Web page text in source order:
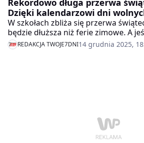
Rekordowo długa przerwa
Dzięki kalendarzowi dni
W szkołach zbliża się przerwa
będzie dłuższa niż ferie zimowe. A
zechce, to może ją jeszcze bardziej
REDAKCJA TWOJE7DNI14 grudnia 2025,